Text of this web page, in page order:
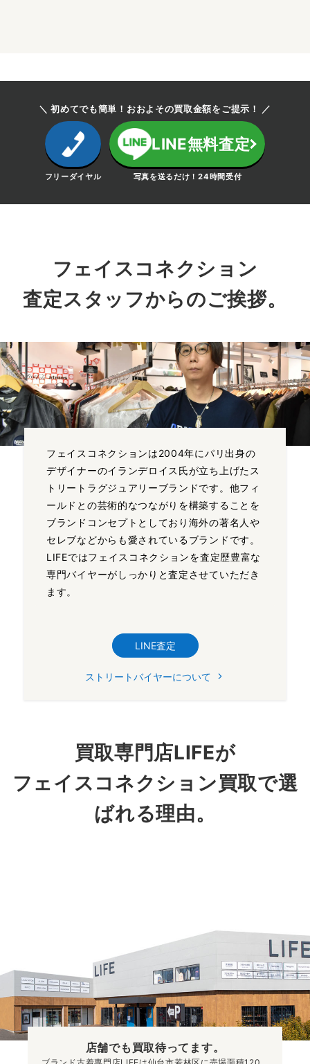
＼ 初めてでも簡単！おおよその買取金額をご提示！ ／
フリーダイヤル
LINE無料査定
写真を送るだけ！24時間受付
フェイスコネクション
査定スタッフからのご挨拶。
フェイスコネクションは2004年にパリ出身の
デザイナーのイランデロイス氏が立ち上げたス
トリートラグジュアリーブランドです。他フィ
ールドとの芸術的なつながりを構築することを
ブランドコンセプトとしており海外の著名人や
セレブなどからも愛されているブランドです。
LIFEではフェイスコネクションを査定歴豊富な
専門バイヤーがしっかりと査定させていただき
ます。
LINE査定
ストリートバイヤーについて
買取専門店LIFEが
フェイスコネクション買取で選
ばれる理由。
店舗でも買取待ってます。